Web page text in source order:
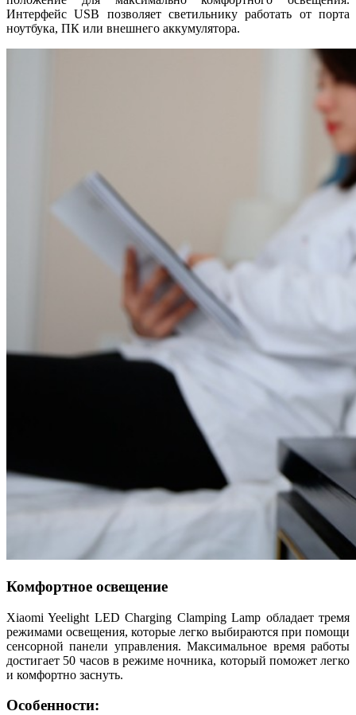
Интерфейс USB позволяет светильнику работать от порта
ноутбука, ПК или внешнего аккумулятора.
Комфортное освещение
Xiaomi Yeelight LED Charging Clamping Lamp обладает тремя
режимами освещения, которые легко выбираются при помощи
сенсорной панели управления. Максимальное время работы
достигает 50 часов в режиме ночника, который поможет легко
и комфортно заснуть.
Особенности: